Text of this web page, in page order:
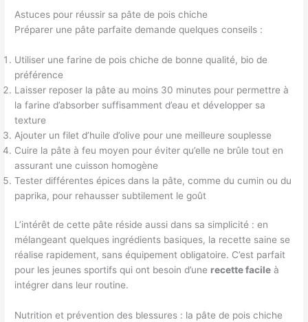
Astuces pour réussir sa pâte de pois chiche
Préparer une pâte parfaite demande quelques conseils :
Utiliser une farine de pois chiche de bonne qualité, bio de
préférence
Laisser reposer la pâte au moins 30 minutes pour permettre à
la farine d’absorber suffisamment d’eau et développer sa
texture
Ajouter un filet d’huile d’olive pour une meilleure souplesse
Cuire la pâte à feu moyen pour éviter qu’elle ne brûle tout en
assurant une cuisson homogène
Tester différentes épices dans la pâte, comme du cumin ou du
paprika, pour rehausser subtilement le goût
L’intérêt de cette pâte réside aussi dans sa simplicité : en
mélangeant quelques ingrédients basiques, la recette saine se
réalise rapidement, sans équipement obligatoire. C’est parfait
pour les jeunes sportifs qui ont besoin d’une recette facile à
intégrer dans leur routine.
Nutrition et prévention des blessures : la pâte de pois chiche